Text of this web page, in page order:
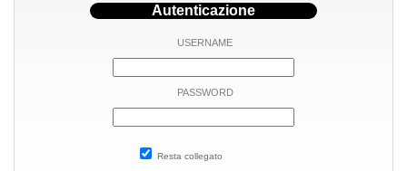
Autenticazione
USERNAME
PASSWORD
Resta collegato